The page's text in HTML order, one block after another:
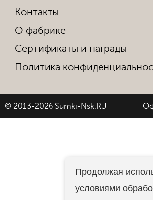
Контакты
О фабрике
Сертификаты и награды
Политика
© 2013-2026 Sumki-Nsk.RU
Продолжая
условиями